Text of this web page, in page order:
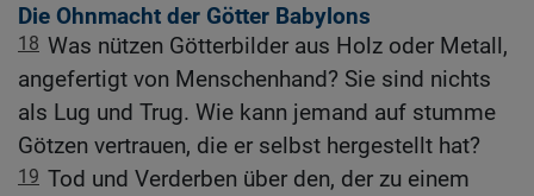
Die Ohnmacht der Götter Babylons
18 Was nützen Götterbilder aus Holz oder Metall,
angefertigt von Menschenhand? Sie sind nichts
als Lug und Trug. Wie kann jemand auf stumme
Götzen vertrauen, die er selbst hergestellt hat?
19 Tod und Verderben über den, der zu einem